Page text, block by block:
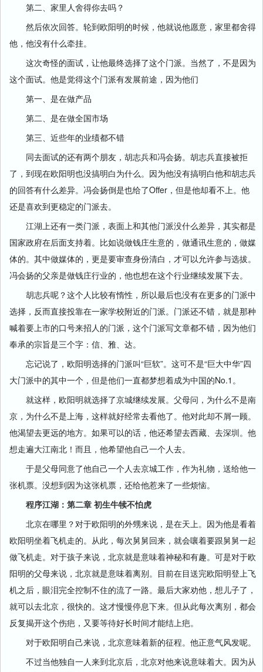
第二、家里人舍得你去吗？
然后依次回答。轮到欧阳明的时候，他就说他愿意，家里都舍得
他，他没有什么牵挂。
这次奇怪的面试，让他最终选择了这个门派。当然了，不是因为
这个面试。他是觉得这个门派有发展前途，因为他们
第一、是在做产品
第二、是在做全国市场
第三、近些年的业绩都不错
同去面试的还有两个朋友，胡志兵和冯会扬。胡志兵直接被拒
了，到现在欧阳明也没搞明白为什么。因为他没有搞明白他和胡志兵
的回答有什么差异。冯会扬倒是也给了Offer，但是他却看不上。他
还是喜欢到更稳定的门派去。
江湖上还有一类门派，表面上和其他门派没什么差异，其实都是
国家政府在后面支持着。比如说做钱庄生意的，做通讯生意的，做媒
体的。其中做媒体的，更是要审查身份清白，才可以允许参与选拔。
冯会扬的父亲是做钱庄行业的，他也想在这个行业继续发展下去。
胡志兵呢？这个人比较有惰性，所以最后也没有在更多的门派中
选择，反而直接投靠在一家学校附近的门派。门派还不错，就是那种
喊着要上市的口号来招人的门派，这个门派写文章都不错，因为他们
奉承的宗旨是三个字：信、雅、达。
忘记说了，欧阳明选择的门派叫“巨软”。这可不是“巨大中华”四
大门派中的其中一个，但是他们一直都梦想着成为中国的No.1。
就这样，欧阳明就选择了京城继续发展。父母问，为什么不是南
京，为什么不是上海，这样就好经常去看他了。他对此却不屑一顾。
他渴望去更远的地方。如果可以的话，他还希望去西藏、去深圳。他
想走遍大江南北！而且，他希望他自己一个人去。
于是父母同意了他自己一个人去京城工作，作为礼物，送给他一
张机票。没想到因为这张机票，还给他惹来了一些烦恼。
程序江湖：第二章 初生牛犊不怕虎
北京在哪里？对于欧阳明的外甥来说，是在天上。因为他是看着
欧阳明坐着飞机走的。从此，每次舅舅回来，就会嚷着要跟舅舅一起
做飞机走。对于孩子来说，北京就是意味着神秘和有趣。可是对于欧
阳明的父母来说，北京就是意味着离别。目前在目送完欧阳明登上飞
机之后，眼泪完全控制不住的流了一路。最后大家劝他，想儿子了，
就可以去北京，很快的。这才慢慢停息下来。但从此每次离别，都会
反复揭开这个伤疤，又要等待好长时间才能结上疤。
对于欧阳明自己来说，北京意味着新的征程。他正意气风发呢。
不过当他独自一人来到北京后，北京对他来说意味着大。因为从